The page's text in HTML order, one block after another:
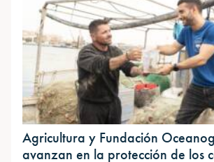
Agricultura y Fundación
avanzan en la protección de los